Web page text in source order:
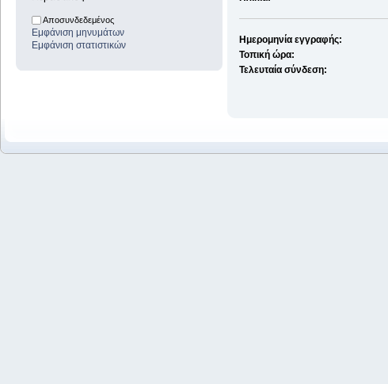
Αποσυνδεδεμένος
Εμφάνιση μηνυμάτων
Εμφάνιση στατιστικών
Ημερομηνία εγγραφής:
Τοπική ώρα:
Τελευταία σύνδεση: